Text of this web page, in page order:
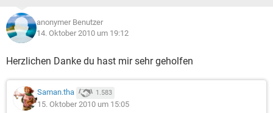
anonymer Benutzer
14. Oktober 2010 um 19:12
Herzlichen Danke du hast mir sehr geholfen
Saman.tha 1.583
15. Oktober 2010 um 15:05